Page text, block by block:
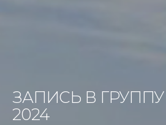
ЗАПИСЬ В
2024